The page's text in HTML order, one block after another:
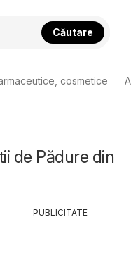
Căutare
cosmetice
de Pădure din
PUBLICITATE